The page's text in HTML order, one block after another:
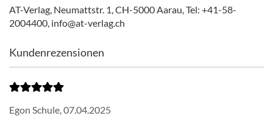
AT-Verlag, Neumattstr. 1, CH-5000 Aarau, Tel: +41-58-
2004400, info@at-verlag.ch
Kundenrezensionen
Egon Schule,07.04.2025